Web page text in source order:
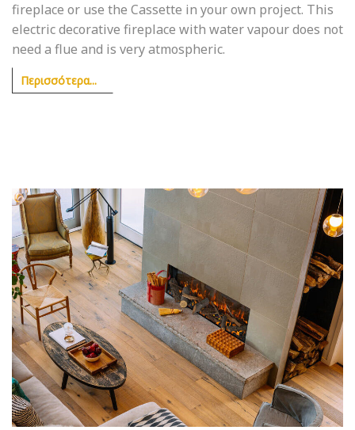
fireplace or use the Cassette in your own project. This
electric decorative fireplace with water vapour does not
need a flue and is very atmospheric.
Περισσότερα...